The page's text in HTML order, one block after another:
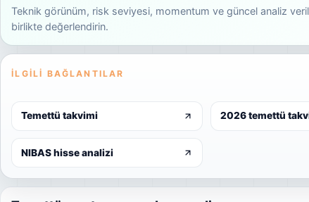
Teknik görünüm, risk seviyesi, momentum ve güncel analiz
birlikte değerlendirin.
İLGILI BAĞLANTILAR
Temettü takvimi 2026 temettü
NIBAS hisse analizi